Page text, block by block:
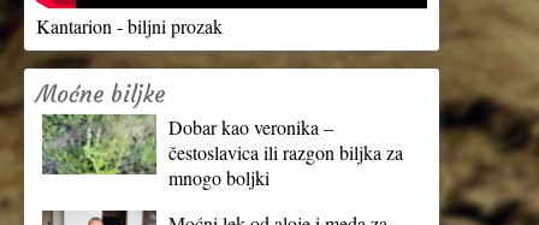
Kantarion - biljni prozak
Moćne biljke
Dobar kao veronika –
čestoslavica ili razgon biljka za
mnogo boljki